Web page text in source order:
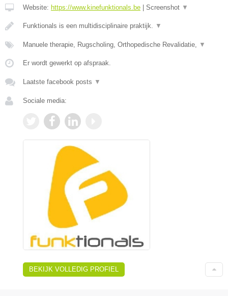
Website: https://www.kinefunktionals.be Screenshot ▼
Funktionals is een multidisciplinaire praktijk. ▼
Manuele therapie, Rugscholing, Orthopedische Revalidatie, ▼
Er wordt gewerkt op afspraak.
Laatste facebook posts ▼
Sociale media:
BEKIJK VOLLEDIG PROFIEL